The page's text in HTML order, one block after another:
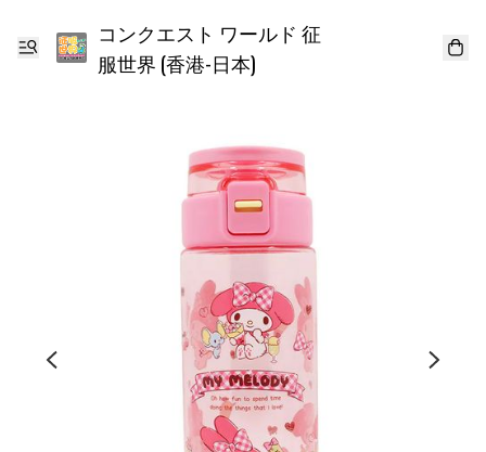
コンクエスト ワールド 征
服世界 (香港-日本)